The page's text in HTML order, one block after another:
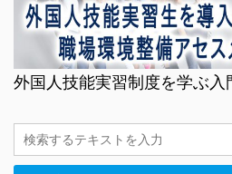
外国人技能実習制度を学ぶ入